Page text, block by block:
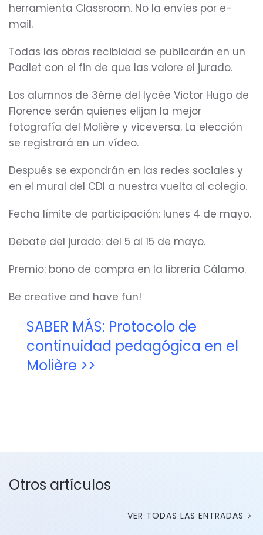
herramienta Classroom. No la envíes por e-
mail.
Todas las obras recibidad se publicarán en un
Padlet con el fin de que las valore el jurado.
Los alumnos de 3ème del lycée Victor Hugo de
Florence serán quienes elijan la mejor
fotografía del Molière y viceversa. La elección
se registrará en un vídeo.
Después se expondrán en las redes sociales y
en el mural del CDI a nuestra vuelta al colegio.
Fecha límite de participación: lunes 4 de mayo.
Debate del jurado: del 5 al 15 de mayo.
Premio: bono de compra en la librería Cálamo.
Be creative and have fun!
SABER MÁS: Protocolo de
continuidad pedagógica en el
Molière >>
Otros artículos
VER TODAS LAS ENTRADAS